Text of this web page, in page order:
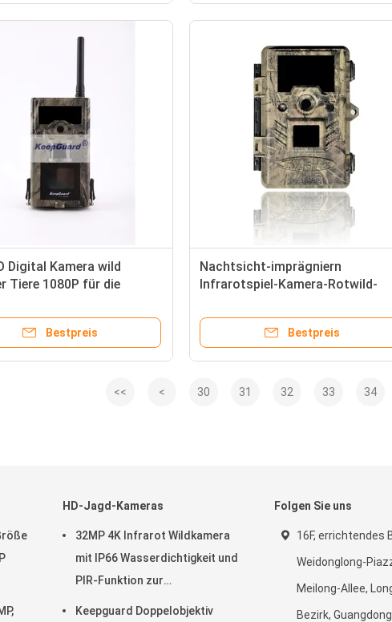
Digital Kamera wild
Tiere 1080P für die
Bestpreis
Nachtsicht-imprägniern
Infrarotspiel-Kamera-Rotwild-
Bestpreis
<< < 30 31 32 33 34
HD-Jagd-Kameras
32MP 4K Infrarot Wildkamera
mit IP66 Wasserdichtigkeit und
PIR-Funktion zur
Keepguard Doppelobjektiv
Folgen Sie uns
16F, errichtendes
Weidonglong-
Meilong-Allee,
Bezirk,